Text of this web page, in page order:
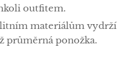
outfitem.
materiálům vydrží
průměrná ponožka.